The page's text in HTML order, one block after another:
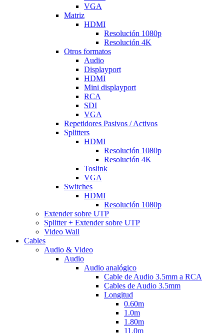
VGA
Matriz
HDMI
Resolución 1080p
Resolución 4K
Otros formatos
Audio
Displayport
HDMI
Mini displayport
RCA
SDI
VGA
Repetidores Pasivos / Activos
Splitters
HDMI
Resolución 1080p
Resolución 4K
Toslink
VGA
Switches
HDMI
Resolución 1080p
Extender sobre UTP
Splitter + Extender sobre UTP
Video Wall
Cables
Audio & Video
Audio
Audio analógico
Cable de Audio 3.5mm a RCA
Cables de Audio 3.5mm
Longitud
0.60m
1.0m
1.80m
11.0m